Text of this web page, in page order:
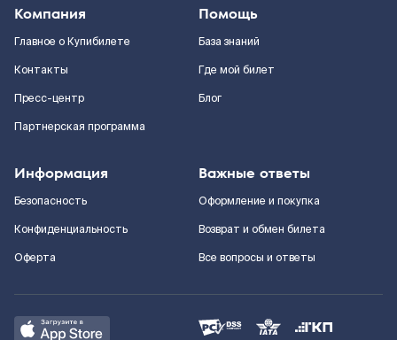
Компания
Главное о Купибилете
Контакты
Пресс-центр
Партнерская программа
Помощь
База знаний
Где мой билет
Блог
Информация
Безопасность
Конфиденциальность
Оферта
Важные ответы
Оформление и покупка
Возврат и обмен билета
Все вопросы и ответы